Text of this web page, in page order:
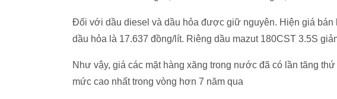
Đối với dầu diesel và dầu hỏa được giữ nguyên. Hiện giá bán
dầu hỏa là 17.637 đồng/lít. Riêng dầu mazut 180CST 3.5S
Như vậy, giá các mặt hàng xăng trong nước đã có lần tăng
mức cao nhất trong vòng hơn 7 năm qua